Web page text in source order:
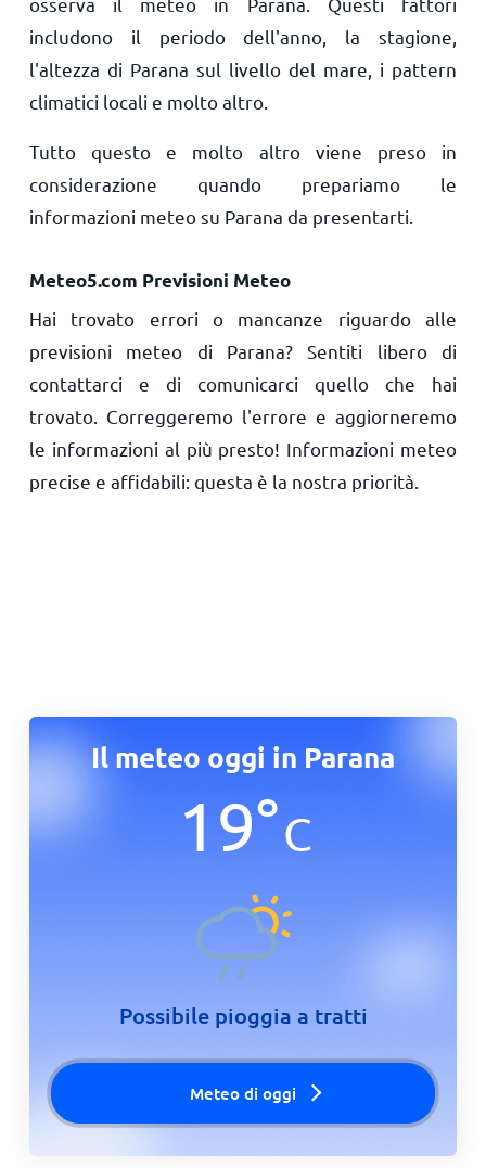
includono il periodo dell'anno, la stagione,
l'altezza di Parana sul livello del mare, i pattern
climatici locali e molto altro.
Tutto questo e molto altro viene preso in
considerazione quando prepariamo le
informazioni meteo su Parana da presentarti.
Meteo5.com Previsioni Meteo
Hai trovato errori o mancanze riguardo alle
previsioni meteo di Parana? Sentiti libero di
contattarci e di comunicarci quello che hai
trovato. Correggeremo l'errore e aggiorneremo
le informazioni al più presto! Informazioni meteo
precise e affidabili: questa è la nostra priorità.
Il meteo oggi in Parana
19°C
Possibile pioggia a tratti
Meteo di oggi